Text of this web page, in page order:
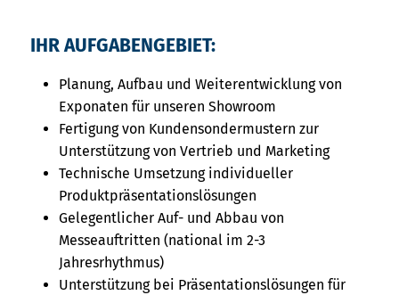
IHR AUFGABENGEBIET:
Planung, Aufbau und Weiterentwicklung von
Exponaten für unseren Showroom
Fertigung von Kundensondermustern zur
Unterstützung von Vertrieb und Marketing
Technische Umsetzung individueller
Produktpräsentationslösungen
Gelegentlicher Auf- und Abbau von
Messeauftritten (national im 2-3
Jahresrhythmus)
Unterstützung bei Präsentationslösungen für